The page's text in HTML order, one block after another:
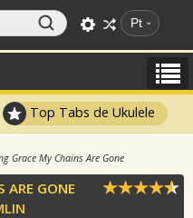
Pt
Top Tabs de Ukulele
Grace My Chains Are Gone
ARE GONE